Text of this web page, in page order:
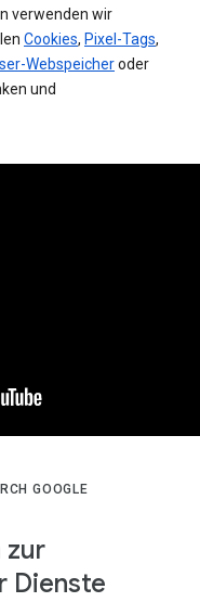
verwenden wir
Cookies, Pixel-Tags,
Webspeicheroder
und
GOOGLE
zur
Dienste